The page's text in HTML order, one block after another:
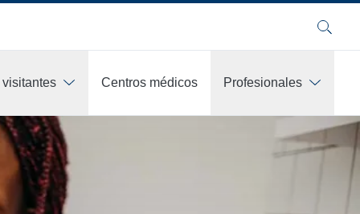
Buscar
Centros médicos Profesionales